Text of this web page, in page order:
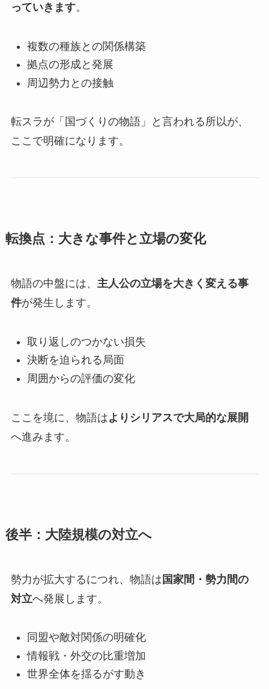
っていきます。
複数の種族との関係構築
拠点の形成と発展
周辺勢力との接触
転スラが「国づくりの物語」と言われる所以が、
ここで明確になります。
転換点：大きな事件と立場の変化
物語の中盤には、 主人公の立場を大きく変える事
件が発生します。
取り返しのつかない損失
決断を迫られる局面
周囲からの評価の変化
ここを境に、物語はよりシリアスで大局的な展開
へ進みます。
後半：大陸規模の対立へ
勢力が拡大するにつれ、物語は 国家間・勢力間の
対立へ発展します。
同盟や敵対関係の明確化
情報戦・外交の比重増加
世界全体を揺るがす動き